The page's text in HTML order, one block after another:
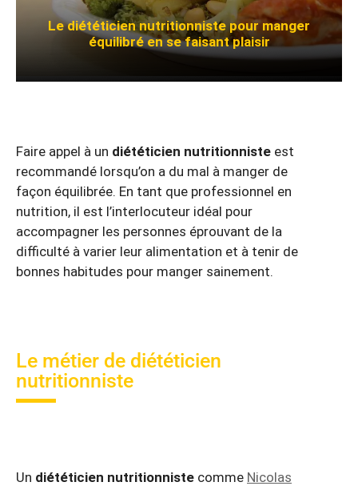
Le diététicien nutritionniste pour manger
équilibré en se faisant plaisir
Faire appel à un diététicien nutritionniste est
recommandé lorsqu’on a du mal à manger de
façon équilibrée. En tant que professionnel en
nutrition, il est l’interlocuteur idéal pour
accompagner les personnes éprouvant de la
difficulté à varier leur alimentation et à tenir de
bonnes habitudes pour manger sainement.
Le métier de diététicien
nutritionniste
Un diététicien nutritionniste comme Nicolas